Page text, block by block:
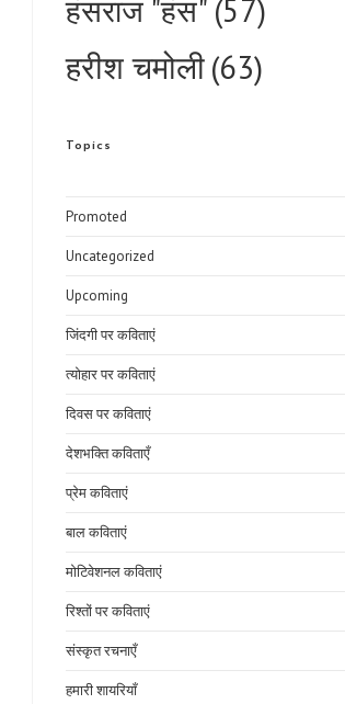
हंसराज "हंस" (57)
हरीश चमोली(63)
Topics
Promoted
Uncategorized
Upcoming
जिंदगी पर कविताएं
त्योहार पर कविताएं
दिवस पर कविताएं
देशभक्ति कविताएँ
प्रेम कविताएं
बाल कविताएं
मोटिवेशनल कविताएं
रिश्तों पर कविताएं
संस्कृत रचनाएँ
हमारी शायरियाँ